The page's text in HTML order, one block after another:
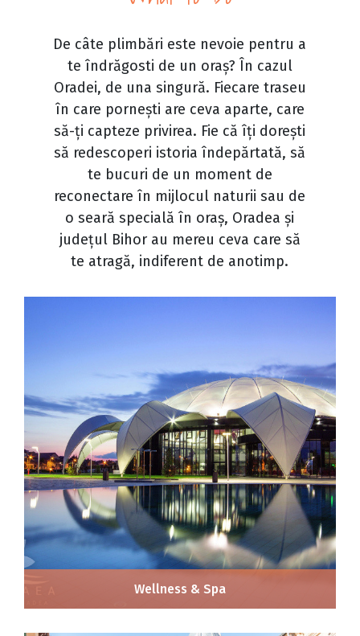
De câte plimbări este nevoie pentru a
te îndrăgosti de un oraș? În cazul
Oradei, de una singură. Fiecare traseu
în care pornești are ceva aparte, care
să-ți capteze privirea. Fie că îți dorești
să redescoperi istoria îndepărtată, să
te bucuri de un moment de
reconectare în mijlocul naturii sau de
o seară specială în oraș, Oradea și
județul Bihor au mereu ceva care să
te atragă, indiferent de anotimp.
Wellness & Spa